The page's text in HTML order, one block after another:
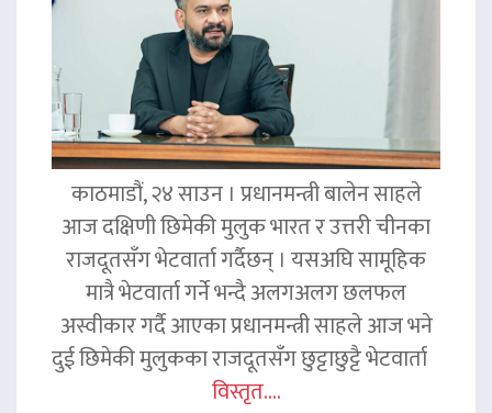
काठमाडौं, २४ साउन । प्रधानमन्त्री बालेन साहले
आज दक्षिणी छिमेकी मुलुक भारत र उत्तरी चीनका
राजदूतसँग भेटवार्ता गर्दैछन् । यसअघि सामूहिक
मात्रै भेटवार्ता गर्ने भन्दै अलगअलग छलफल
अस्वीकार गर्दै आएका प्रधानमन्त्री साहले आज भने
दुई छिमेकी मुलुकका राजदूतसँग छुट्टाछुट्टै भेटवार्ता
विस्तृत....